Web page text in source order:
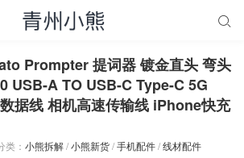

Prompter 提词器 镀金直头 弯头
USB-A TO USB-C Type-C 5G
据线 相机高速传输线 iPhone快充
类： 小熊拆解/小熊新货/手机配件/线材配件